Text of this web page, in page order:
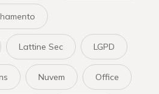
Lattine Sec LGPD
Nuvem Office